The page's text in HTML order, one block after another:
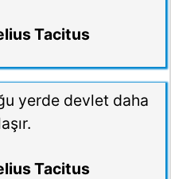
Tacitus
yerde devlet daha
Tacitus